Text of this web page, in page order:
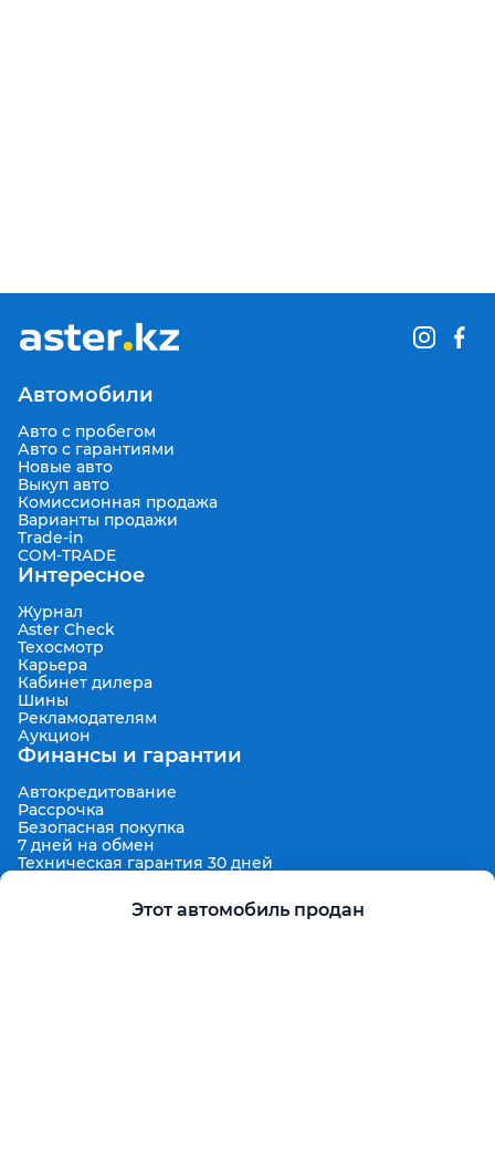
Этот автомобиль продан
Автомобили
Авто с пробегом
Авто с гарантиями
Новые авто
Выкуп авто
Комиссионная продажа
Варианты продажи
Trade-in
COM-TRADE
Интересное
Журнал
Aster Check
Техосмотр
Карьера
Кабинет дилера
Шины
Рекламодателям
Аукцион
Финансы и гарантии
Автокредитование
Рассрочка
Безопасная покупка
7 дней на обмен
Техническая гарантия 30 дней
Гарантированная цена выкупа